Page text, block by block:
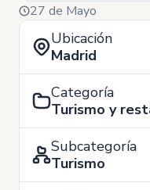
27 de Mayo
Ubicación
Madrid
Categoría
Turismo y
Subcategoría
Turismo